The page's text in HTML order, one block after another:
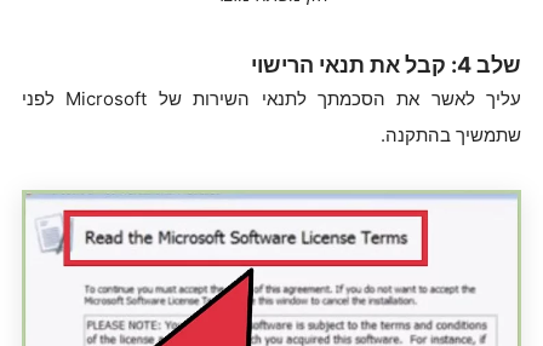
שלב 4: קבל את תנאי הרישוי
עליך לאשר את הסכמתך לתנאי השירות של Microsoft לפני
שתמשיך בהתקנה.